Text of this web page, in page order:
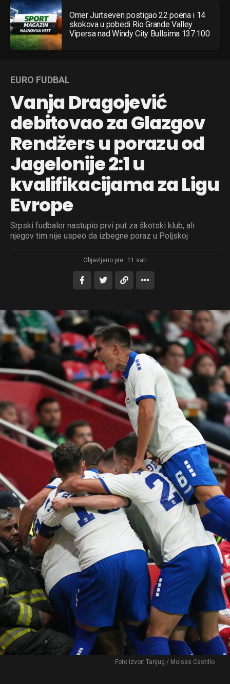
Omer Jurtseven postigao 22 poena i 14
skokova u pobedi Rio Grande Valley
Vipersa nad Windy City Bullsima 137:100
EURO FUDBAL
Vanja Dragojević
debitovao za Glazgov
Rendžers u porazu od
Jagelonije 2:1 u
kvalifikacijama za Ligu
Evrope
Srpski fudbaler nastupio prvi put za škotski klub, ali
njegov tim nije uspeo da izbegne poraz u Poljskoj
Objavljeno pre: 11 sati
Foto Izvor: Tanjug / Moises Castillo